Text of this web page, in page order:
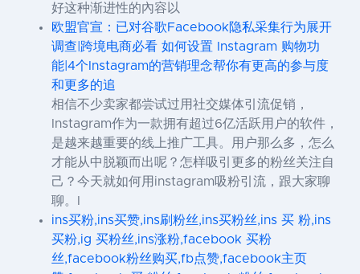
好这种渐进性的內容以
欧盟官宣：已对谷歌Facebook隐私采集行为展开
调查|跨境电商必看 如何设置 Instagram 购物功
能|4个Instagram的营销理念帮你有更高的参与度
和更多的追
相信不少卖家都尝试过用社交媒体引流促销，
Instagram作为一款拥有超过6亿活跃用户的软件，
是越来越重要的线上推广工具。用户那么多，怎么
才能从中脱颖而出呢？怎样吸引更多的粉丝关注自
己？今天就如何用instagram吸粉引流，跟大家聊
聊。I
ins买粉,ins买赞,ins刷粉丝,ins买粉丝,ins 买 粉,ins
买粉,ig 买粉丝,ins涨粉,facebook 买粉
丝,facebook粉丝购买,fb点赞,facebook主页